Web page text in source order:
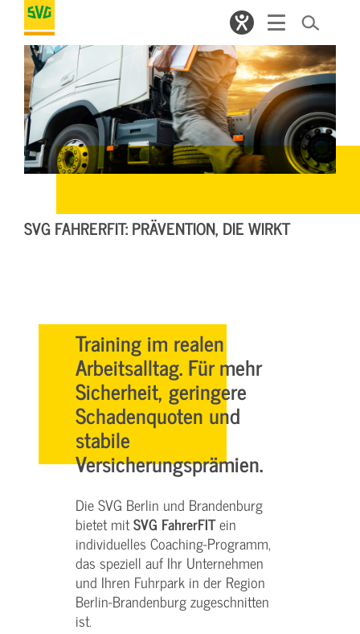
SVG FAHRERFIT: PRÄVENTION, DIE WIRKT
Training im realen
Arbeitsalltag. Für mehr
Sicherheit, geringere
Schadenquoten und
stabile
Versicherungsprämien.
Die SVG Berlin und Brandenburg
bietet mitSVG FahrerFITein
individuelles Coaching-Programm,
das speziell auf Ihr Unternehmen
und Ihren Fuhrpark in der Region
Berlin-Brandenburg zugeschnitten
ist.